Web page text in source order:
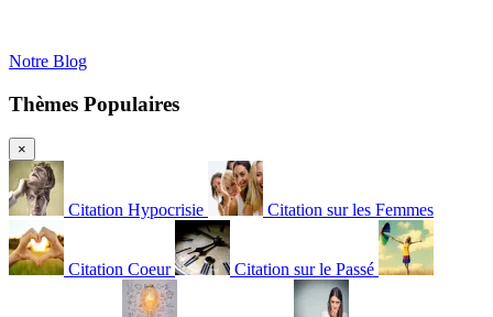
Notre Blog
Thèmes Populaires
×
Citation Hypocrisie Citation sur les Femmes
Citation Coeur Citation sur le Passé